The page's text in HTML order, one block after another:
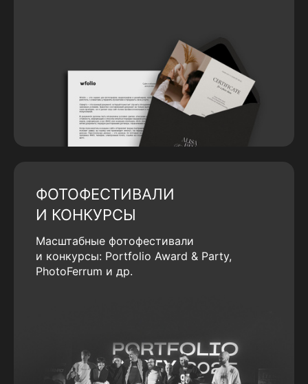
ФОТОФЕСТИВАЛИ
И КОНКУРСЫ
Масштабные фотофестивали
и конкурсы: Portfolio Award & Party,
PhotoFerrum и др.